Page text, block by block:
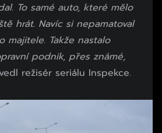
To samé auto, které mělo
hrát. Navíc si nepamatoval
majitele. Takže nastalo
podnik, přes známé,
režisér seriálu Inspekce.